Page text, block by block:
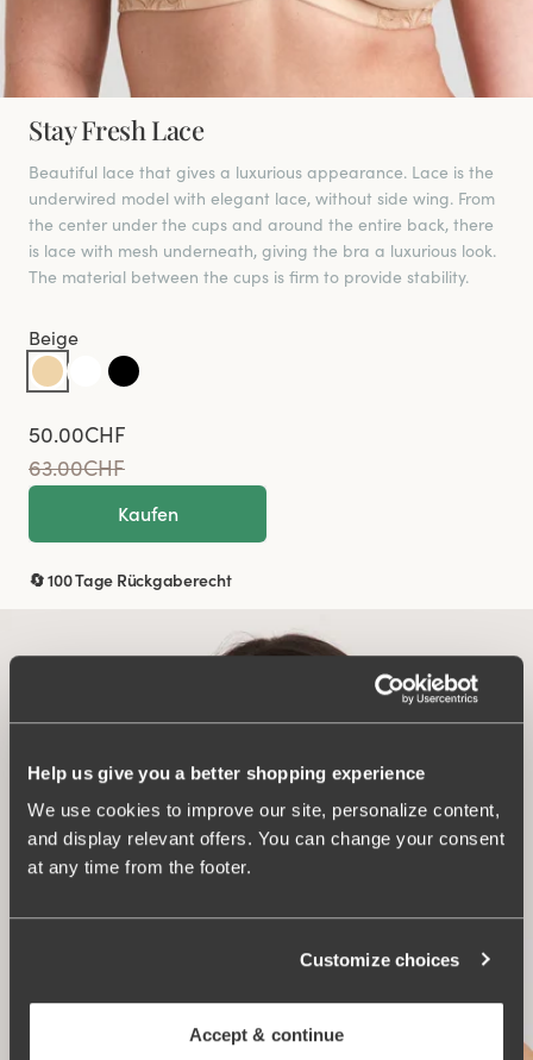
Help us give you a better shopping experience
We use cookies to improve our site, personalize content,
and display relevant offers. You can change your consent
at any time from the footer.
Customize choices
Accept & continue
Stay Fresh Lace
Beautiful lace that gives a luxurious appearance. Lace is the
underwired model with elegant lace, without side wing. From
the center under the cups and around the entire back, there
is lace with mesh underneath, giving the bra a luxurious look.
The material between the cups is firm to provide stability.
Beige
50.00CHF
63.00CHF
Kaufen
🔄 100 Tage Rückgaberecht